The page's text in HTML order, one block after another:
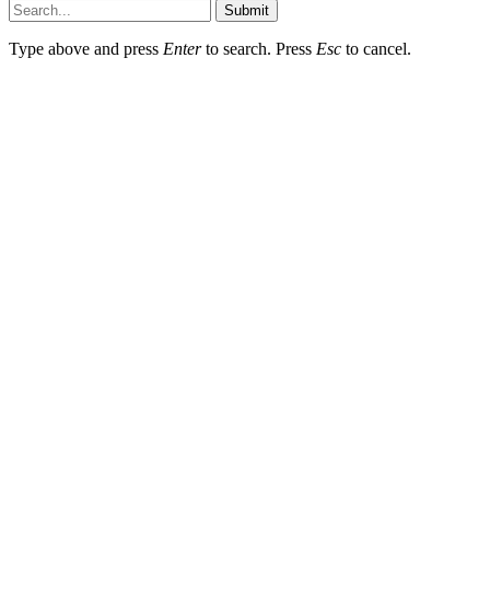
Submit
Type above and press Enterto search. Press Esc to cancel.